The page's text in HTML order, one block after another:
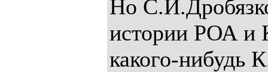
Но
истории РОА и
какого-нибудь